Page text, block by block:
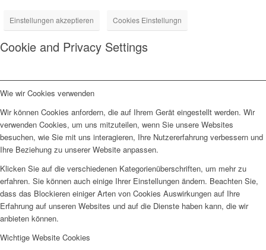
Einstellungen akzeptieren Cookies Einstellungn
Cookie and Privacy Settings
Wie wir Cookies verwenden
Wir können Cookies anfordern, die auf Ihrem Gerät eingestellt werden. Wir
verwenden Cookies, um uns mitzuteilen, wenn Sie unsere Websites
besuchen, wie Sie mit uns interagieren, Ihre Nutzererfahrung verbessern und
Ihre Beziehung zu unserer Website anpassen.
Klicken Sie auf die verschiedenen Kategorienüberschriften, um mehr zu
erfahren. Sie können auch einige Ihrer Einstellungen ändern. Beachten Sie,
dass das Blockieren einiger Arten von Cookies Auswirkungen auf Ihre
Erfahrung auf unseren Websites und auf die Dienste haben kann, die wir
anbieten können.
Wichtige Website Cookies